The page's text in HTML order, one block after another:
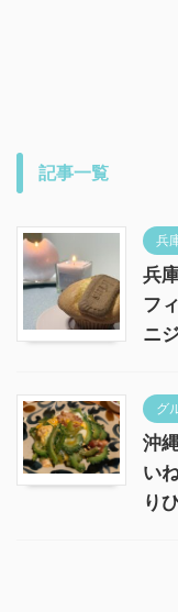
記事一覧
兵
兵
フ
ニ
グ
沖
い
り